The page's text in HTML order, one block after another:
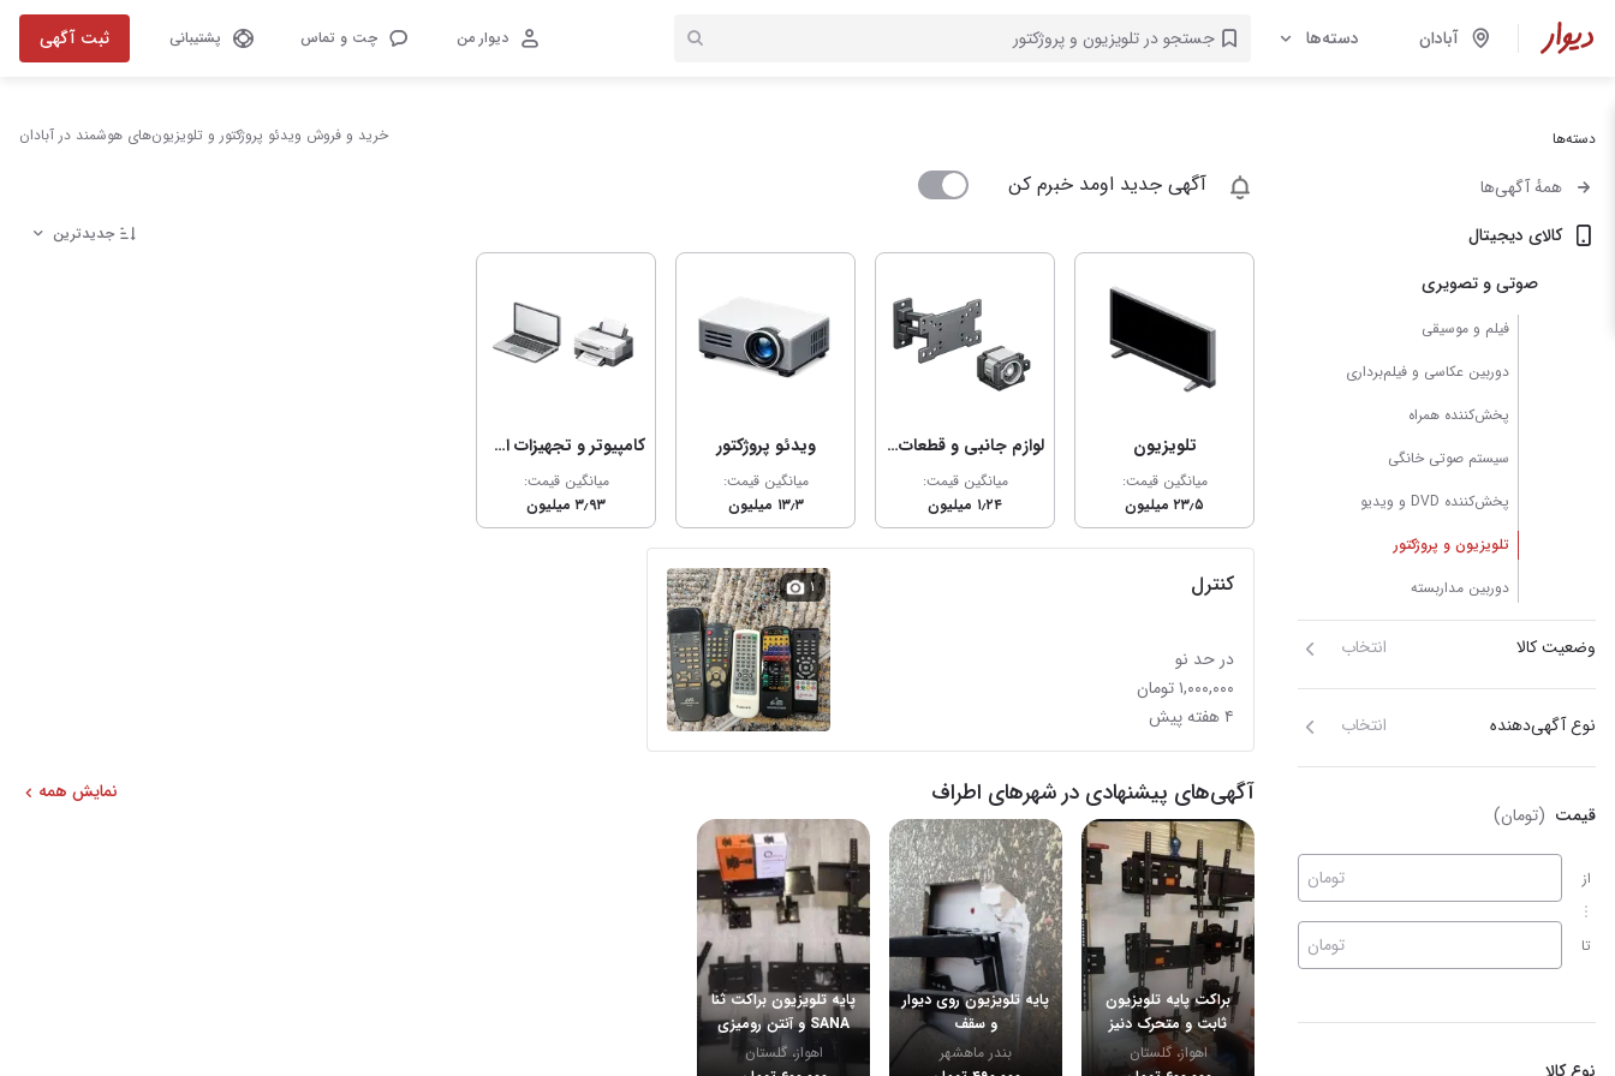
آبادان دسته‌ها دیوار من چت و تماس پشتیبانی ثبت آگهی
دسته‌ها
همهٔ آگهی‌ها
کالای دیجیتال
صوتی و تصویری
فیلم و موسیقی
دوربین عکاسی و فیلم‌برداری
پخش‌کننده همراه
سیستم صوتی خانگی
پخش‌کننده DVD و ویدیو
تلویزیون و پروژکتور
دوربین مداربسته
وضعیت کالا انتخاب
نوع آگهی‌دهنده انتخاب
قیمت (تومان)
از
تا
تومان
تومان
خرید و فروش ویدئو پروژکتور و تلویزیون‌های هوشمند در آبادان
آگهی جدید اومد خبرم کن
جدیدترین
تلویزیون
میانگین قیمت:
۲۳٫۵ میلیون
لوازم جانبی و قطعات تلویزیون و پروژکتور
میانگین قیمت:
۱٫۲۴ میلیون
ویدئو پروژکتور
میانگین قیمت:
۱۳٫۳ میلیون
کامپیوتر و تجهیزات اداری
میانگین قیمت:
۳٫۹۳ میلیون
کنترل
در حد نو
۱,۰۰۰,۰۰۰ تومان
۴ هفته پیش
۱
آگهی‌های پیشنهادی در شهرهای اطراف نمایش همه
براکت پایه تلویزیون
ثابت و متحرک دنیز
اهواز، گلستان
پایه تلویزیون روی دیوار
و سقف
بندر ماهشهر
پایه تلویزیون براکت ثنا
SANA و آنتن رومیزی
اهواز، گلستان